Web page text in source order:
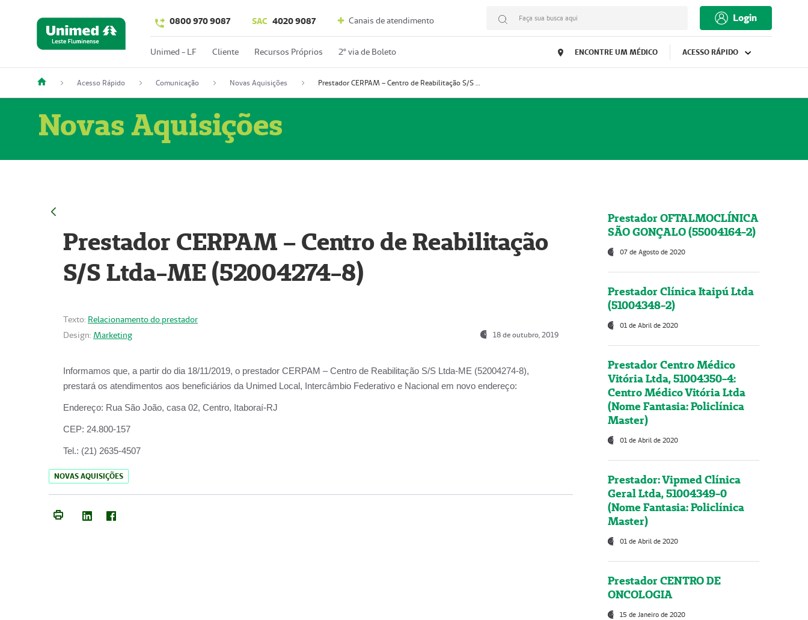
0800 970 9087 SAC 4020 9087 Canais de atendimento Faça sua busca aqui Login
Unimed - LF Cliente Recursos Próprios 2º via de Boleto ENCONTRE UM MÉDICO ACESSO RÁPIDO
Acesso Rápido Comunicação Novas Aquisições Prestador CERPAM – Centro de Reabilitação S/S Ltda-ME (52004274-8)
Novas Aquisições
Prestador CERPAM – Centro de Reabilitação
S/S Ltda-ME (52004274-8)
Texto: Relacionamento do prestador
Design: Marketing 18 de outubro, 2019
Informamos que, a partir do dia 18/11/2019, o prestador CERPAM – Centro de Reabilitação S/S Ltda-ME (52004274-8),
prestará os atendimentos aos beneficiários da Unimed Local, Intercâmbio Federativo e Nacional em novo endereço:
Endereço: Rua São João, casa 02, Centro, Itaboraí-RJ
CEP: 24.800-157
Tel.: (21) 2635-4507
NOVAS AQUISIÇÕES
Prestador OFTALMOCLÍNICA
SÃO GONÇALO (55004164-2)
07 de Agosto de 2020
Prestador Clínica Itaipú Ltda
(51004348-2)
01 de Abril de 2020
Prestador Centro Médico
Vitória Ltda, 51004350-4:
Centro Médico Vitória Ltda
(Nome Fantasia: Policlínica
Master)
01 de Abril de 2020
Prestador: Vipmed Clínica
Geral Ltda, 51004349-0
(Nome Fantasia: Policlínica
Master)
01 de Abril de 2020
Prestador CENTRO DE
ONCOLOGIA
15 de Janeiro de 2020